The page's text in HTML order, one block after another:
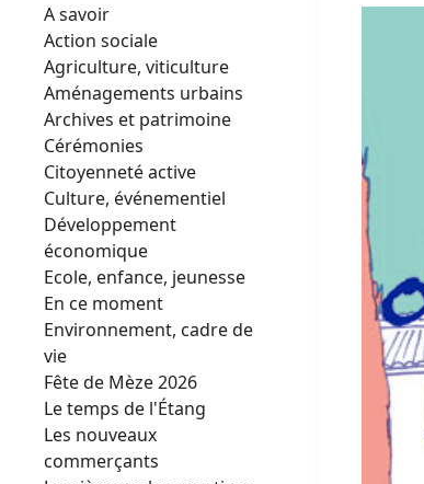
A savoir
Action sociale
Agriculture, viticulture
Aménagements urbains
Archives et patrimoine
Cérémonies
Citoyenneté active
Culture, événementiel
Développement
économique
Ecole, enfance, jeunesse
En ce moment
Environnement, cadre de
vie
Fête de Mèze 2026
Le temps de l'Étang
Les nouveaux
commerçants